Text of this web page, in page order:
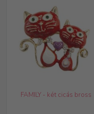
FAMILY - két cicás bross